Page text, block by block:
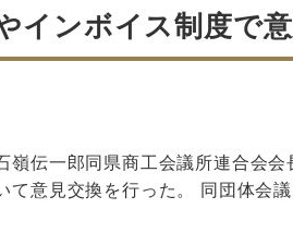
インボイス制度で
伝一郎同県商工会議所連合会会
て意見交換を行った。 同団体会